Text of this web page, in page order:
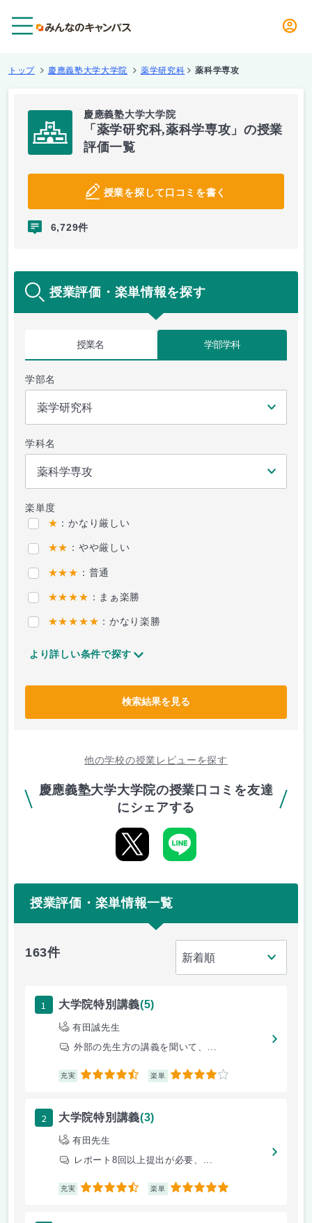
トップ 慶應義塾大学大学院 薬学研究科 薬科学専攻
慶應義塾大学大学院
「薬学研究科,薬科学専攻」の授業
評価一覧
授業を探して口コミを書く
6,729件
授業評価・楽単情報を探す
授業名 学部学科
学部名
学科名
楽単度
★ ：かなり厳しい
★★ ：やや厳しい
★★★ ：普通
★★★★ ：まぁ楽勝
★★★★★ ：かなり楽勝
より詳しい条件で探す
検索結果を見る
他の学校の授業レビューを探す
慶應義塾大学大学院の授業口コミを友達
にシェアする
授業評価・楽単情報一覧
163件
1 大学院特別講義(5)
有田誠先生
外部の先生方の講義を聞いて、...
充実 4.5 楽単 4
2 大学院特別講義(3)
有田先生
レポート8回以上提出が必要、...
充実 4.5 楽単 5